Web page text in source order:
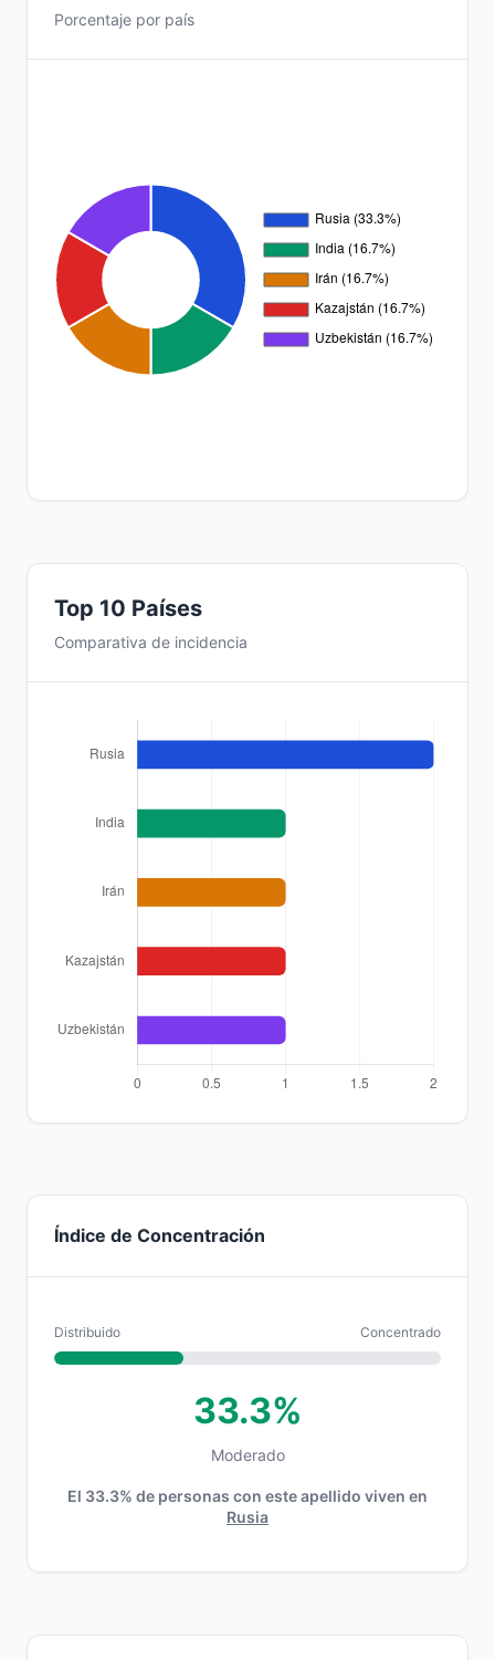
Porcentaje por país
Top 10 Países
Comparativa de incidencia
Índice de Concentración
Distribuido Concentrado
33.3%
Moderado
El 33.3% de personas con este apellido viven en
Rusia